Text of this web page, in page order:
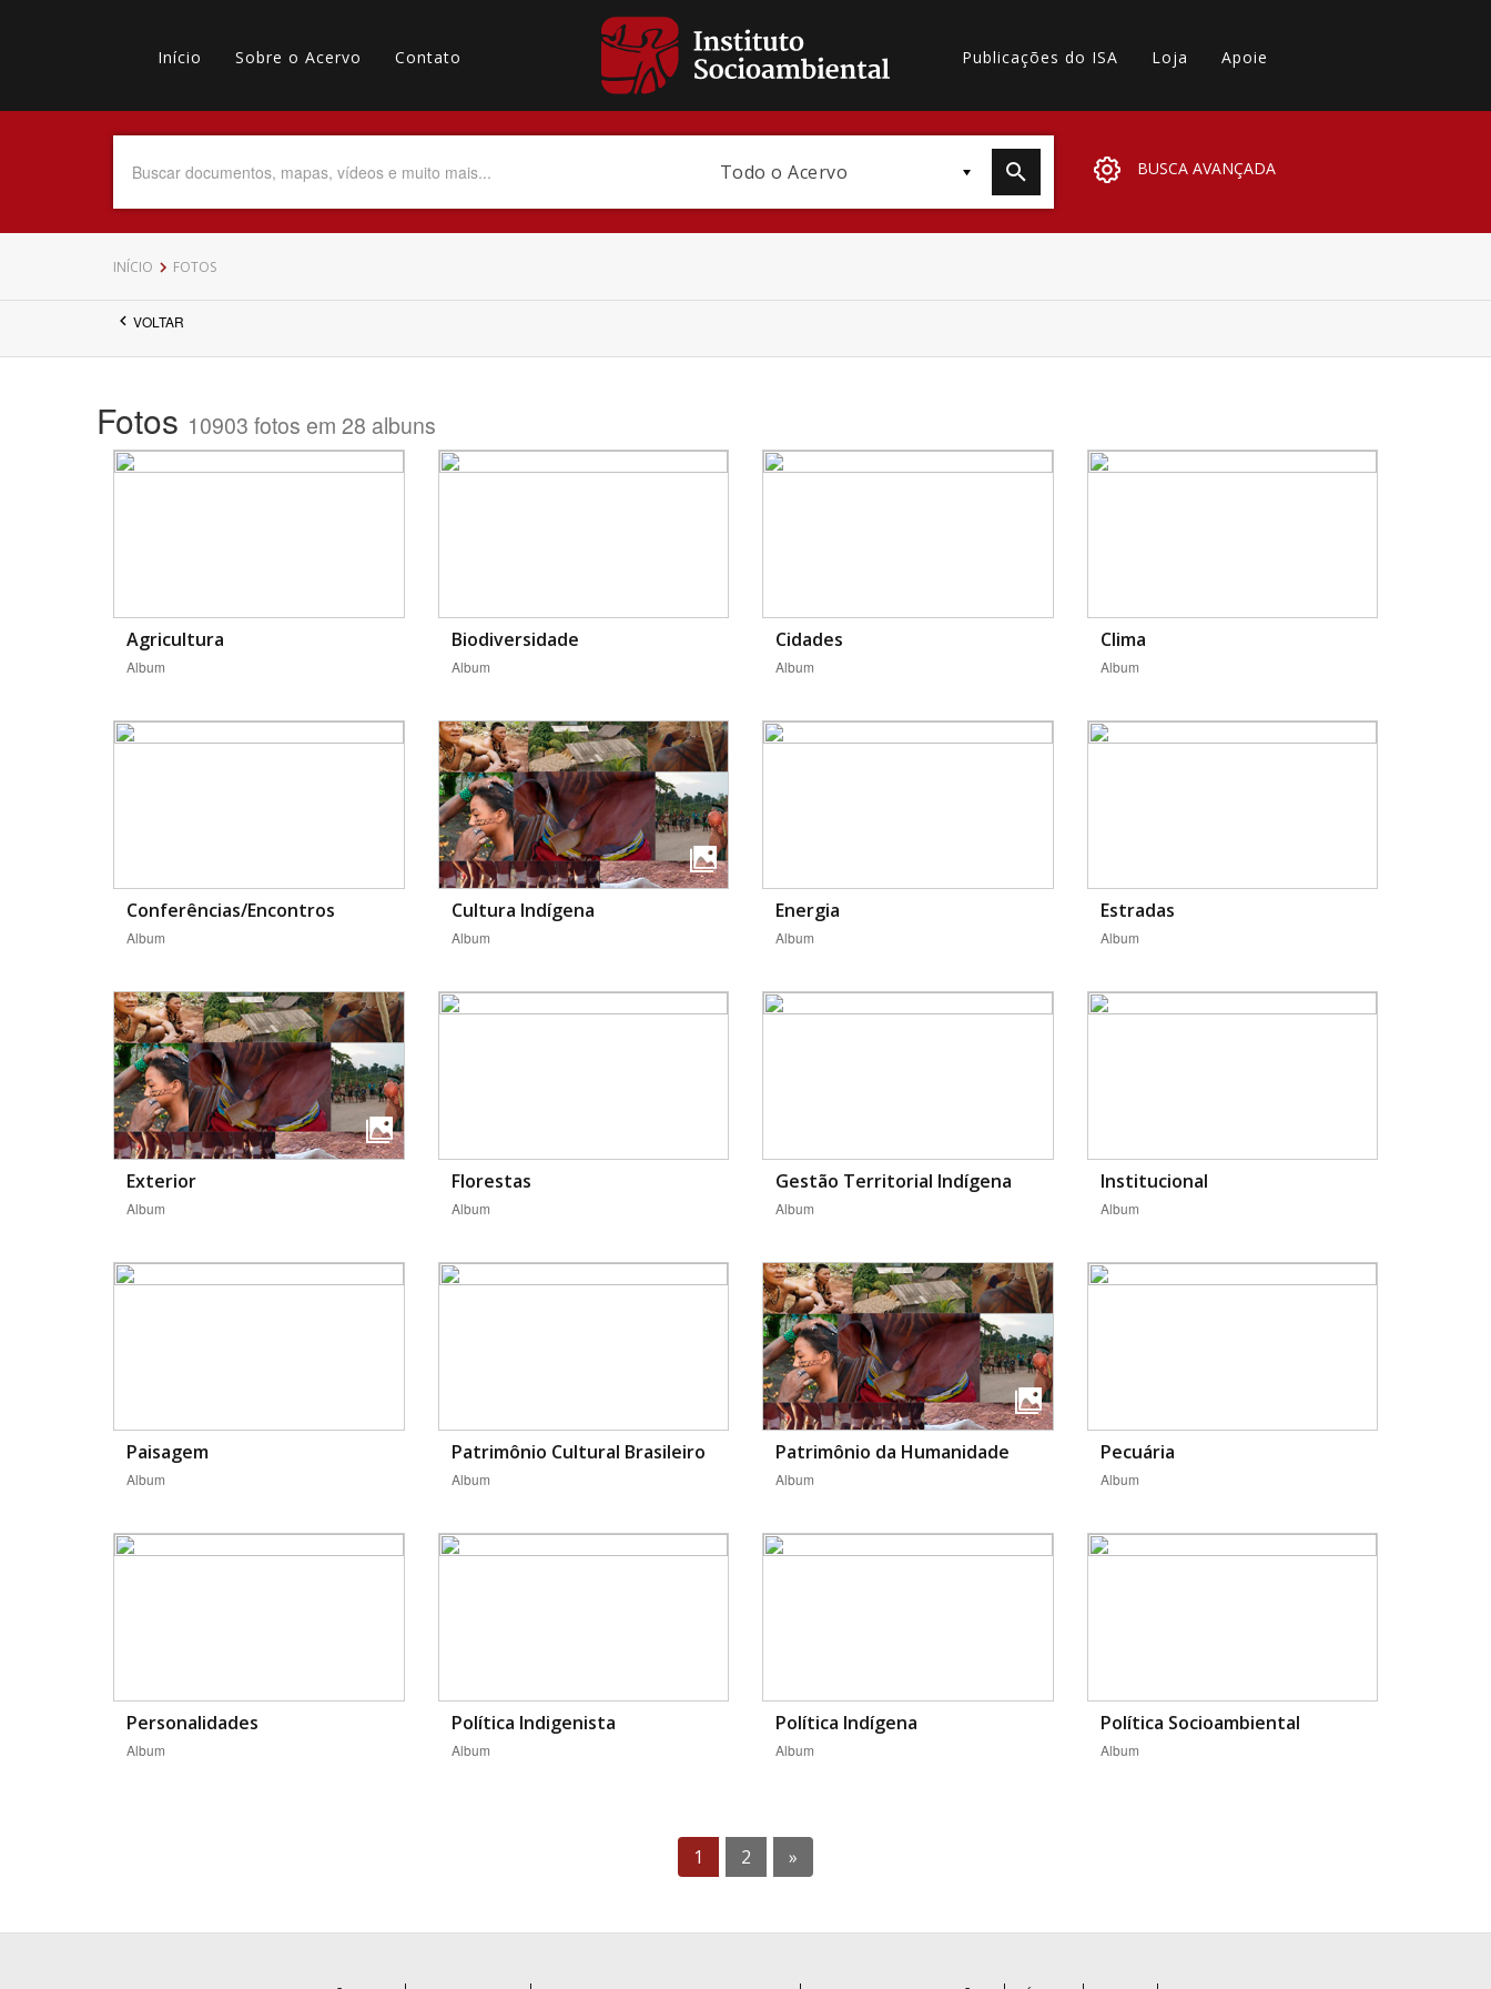
Main
navigation
Início Sobre o Acervo Contato
secundário
Publicações do ISA Loja Apoie
Todo o Acervo BUSCA AVANÇADA
Data do Documento
BUSCAR
INÍCIO FOTOS
VOLTAR
Fotos 10903 fotos em 28 albuns
Agricultura
Album
Biodiversidade
Album
Cidades
Album
Clima
Album
Conferências/Encontros
Album
Cultura Indígena
Album
Energia
Album
Estradas
Album
Exterior
Album
Florestas
Album
Gestão Territorial Indígena
Album
Institucional
Album
Paisagem
Album
Patrimônio Cultural Brasileiro
Album
Patrimônio da Humanidade
Album
Pecuária
Album
Personalidades
Album
Política Indigenista
Album
Política Indígena
Album
Política Socioambiental
Album
1 2 »